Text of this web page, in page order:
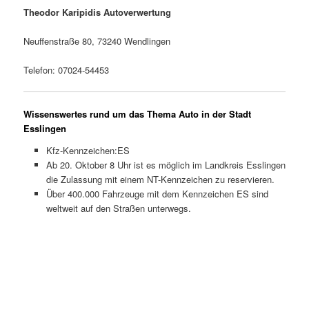
Theodor Karipidis Autoverwertung
Neuffenstraße 80, 73240 Wendlingen
Telefon: 07024-54453
Wissenswertes rund um das Thema Auto in der Stadt
Esslingen
Kfz-Kennzeichen:ES
Ab 20. Oktober 8 Uhr ist es möglich im Landkreis Esslingen
die Zulassung mit einem NT-Kennzeichen zu reservieren.
Über 400.000 Fahrzeuge mit dem Kennzeichen ES sind
weltweit auf den Straßen unterwegs.